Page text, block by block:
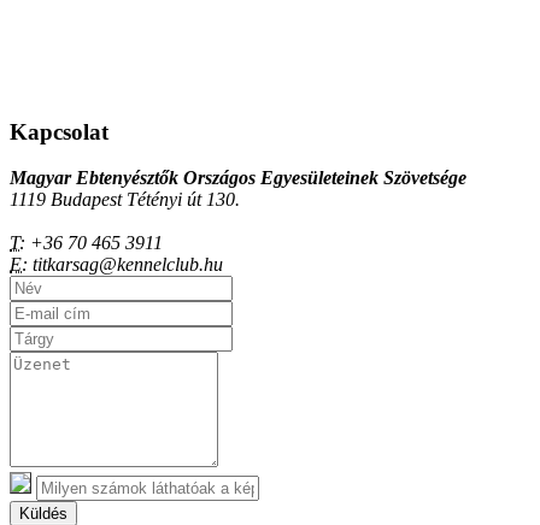
Kapcsolat
Magyar Ebtenyésztők Országos Egyesületeinek Szövetsége
1119 Budapest Tétényi út 130.
T: +36 70 465 3911
E: titkarsag@kennelclub.hu
Küldés